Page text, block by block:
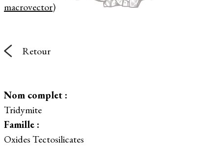
macrovector)
Retour
Nom complet :
Tridymite
Famille :
Oxides Tectosilicates